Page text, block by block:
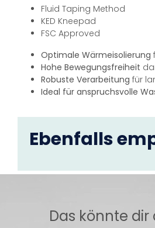
Fluid Taping Method
KED Kneepad
FSC Approved
Optimale Wärmeisolierung
Hohe Bewegungsfreiheit
Robuste Verarbeitung für
Ideal für anspruchsvolle
Ebenfalls
Das könnte